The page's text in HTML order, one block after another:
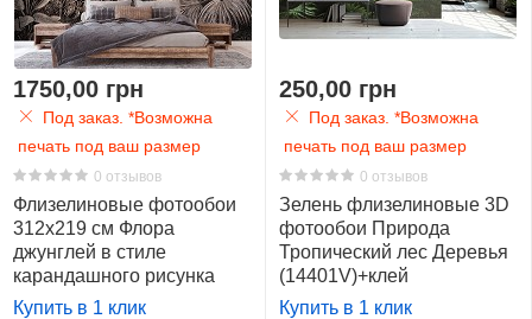
м2)
34
1750,00 грн
Под заказ. *Возможна
печать под ваш размер
0 отзывов
Флизелиновые фотообои
312x219 см Флора
джунглей в стиле
карандашного рисунка
(14433VEXXL) +клей
Купить в 1 клик
250,00 грн
Под заказ. *Возможна
печать под ваш размер
0 отзывов
Зелень флизелиновые 3D
фотообои Природа
Тропический лес Деревья
(14401V)+клей
Купить в 1 клик